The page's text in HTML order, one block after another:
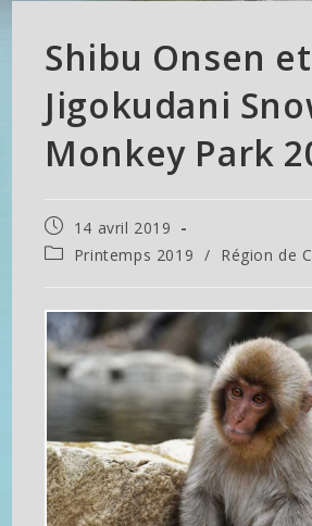
Shibu Onsen
Jigokudani
Monkey Park
Publication
publiée :
14 avril 2019
PostPrintemps 2019 / Région de